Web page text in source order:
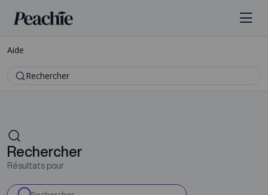
Aide
Rechercher
Rechercher
Résultats pour